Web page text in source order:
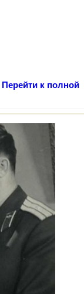
Перейти к полной